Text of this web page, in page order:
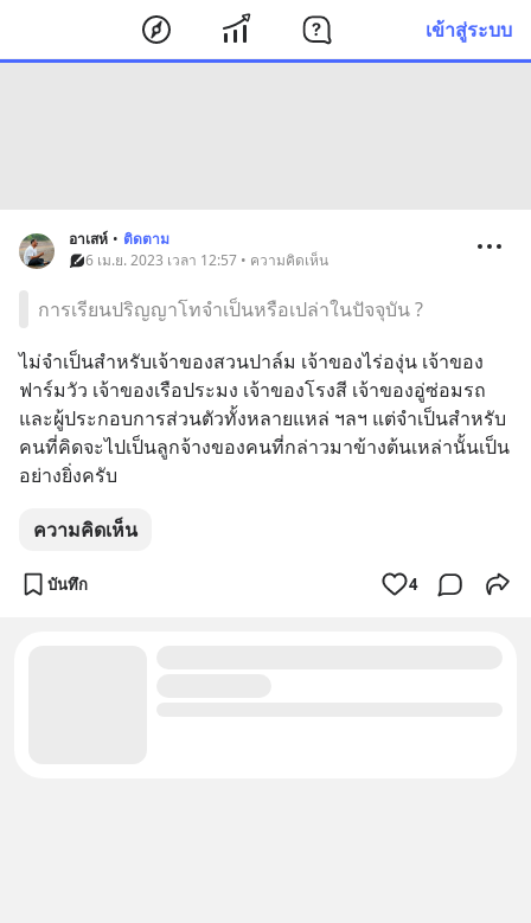
เข้าสู่ระบบ
อาเสห์ • ติดตาม
6 เม.ย. 2023 เวลา 12:57 • ความคิดเห็น
การเรียนปริญญาโทจำเป็นหรือเปล่าในปัจจุบัน ?
ไม่จำเป็นสำหรับเจ้าของสวนปาล์ม เจ้าของไร่องุ่น เจ้าของ
ฟาร์มวัว เจ้าของเรือประมง เจ้าของโรงสี เจ้าของอู่ซ่อมรถ
และผู้ประกอบการส่วนตัวทั้งหลายแหล่ ฯลฯ แต่จำเป็นสำหรับ
คนที่คิดจะไปเป็นลูกจ้างของคนที่กล่าวมาข้างต้นเหล่านั้นเป็น
อย่างยิ่งครับ
ความคิดเห็น
บันทึก 4